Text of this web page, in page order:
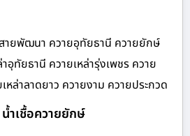
ายพัฒนา ควายอุทัยธานี ควายยักษ์
อุทัยธานี ควายเหล่ารุ่งเพชร ควาย
หล่าลาดยาว ควายงาม ควายประกวด
ำเชื้อควายยักษ์